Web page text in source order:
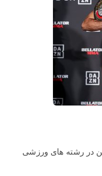
در رشته های ورزشی